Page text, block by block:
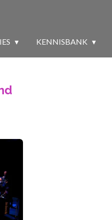
KENNISBANK